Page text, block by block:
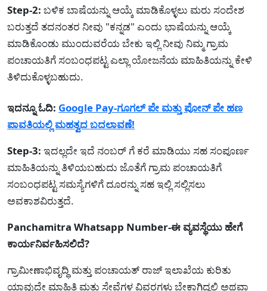
Step-2: ಬಳಿಕ ಬಾಷೆಯನ್ನು ಆಯ್ಕೆ ಮಾಡಿಕೊಳ್ಳಲು ಮರು ಸಂದೇಶ
ಬರುತ್ತದೆ ತದನಂತರ ನೀವು "ಕನ್ನಡ" ಎಂದು ಭಾಷೆಯನ್ನು ಆಯ್ಕೆ
ಮಾಡಿಕೊಂಡು ಮುಂದುವರೆಯ ಬೇಕು ಇಲ್ಲಿ ನೀವು ನಿಮ್ಮ ಗ್ರಾಮ
ಪಂಚಾಯತಿಗೆ ಸಂಬಂಧಪಟ್ಟ ಎಲ್ಲಾ ಯೋಜನೆಯ ಮಾಹಿತಿಯನ್ನು ಕೇಳಿ
ತಿಳಿದುಕೊಳ್ಳಬಹುದು.
ಇದನ್ನೂ ಓದಿ: Google Pay-ಗೂಗಲ್ ಪೇ ಮತ್ತು ಪೋನ್ ಪೇ ಹಣ
ಪಾವತಿಯಲ್ಲಿ ಮಹತ್ವದ ಬದಲಾವಣೆ!
Step-3: ಇದಲ್ಲದೇ ಇದೆ ನಂಬರ್ ಗೆ ಕರೆ ಮಾಡಿಯು ಸಹ ಸಂಪೂರ್ಣ
ಮಾಹಿತಿಯನ್ನು ತಿಳಿಯಬಹುದು ಜೊತೆಗೆ ಗ್ರಾಮ ಪಂಚಾಯತಿಗೆ
ಸಂಬಂಧಪಟ್ಟ ಸಮಸ್ಯೆಗಳಿಗೆ ದೂರನ್ನು ಸಹ ಇಲ್ಲಿ ಸಲ್ಲಿಸಲು
ಅವಕಾಶವಿರುತ್ತದೆ.
Panchamitra Whatsapp Number-ಈ ವ್ಯವಸ್ಥೆಯು ಹೇಗೆ
ಕಾರ್ಯನಿರ್ವಹಿಸಲಿದೆ?
ಗ್ರಾಮೀಣಾಭಿವೃದ್ಧಿ ಮತ್ತು ಪಂಚಾಯತ್‌ ರಾಜ್‌ ಇಲಾಖೆಯ ಕುರಿತು
ಯಾವುದೇ ಮಾಹಿತಿ ಮತ್ತು ಸೇವೆಗಳ ವಿವರಗಳು ಬೇಕಾಗಿದ್ದಲ್ಲಿ ಅಥವಾ